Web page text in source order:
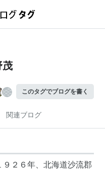
茂
このタグでブログを書く
関連ブログ
２６年、北海道沙流郡